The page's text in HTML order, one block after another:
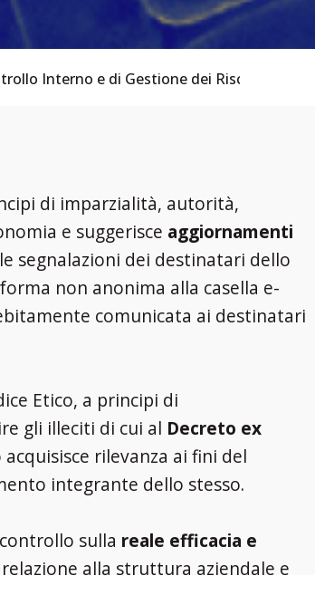
Interno e di Gestione dei Rischi
di imparzialità, autorità,
e suggerisce aggiornamenti
segnalazioni dei destinatari dello
non anonima alla casella e-
comunicata ai destinatari
Etico, a principi di
gli illeciti di cui al Decreto ex
rilevanza ai fini del
integrante dello stesso.
sulla reale efficacia e
alla struttura aziendale e